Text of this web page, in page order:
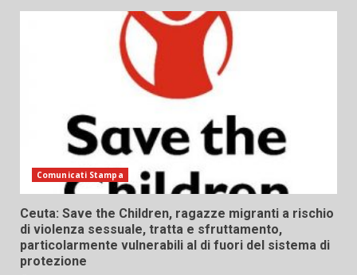
Comunicati Stampa
Ceuta: Save the Children, ragazze migranti a rischio
di violenza sessuale, tratta e sfruttamento,
particolarmente vulnerabili al di fuori del sistema di
protezione